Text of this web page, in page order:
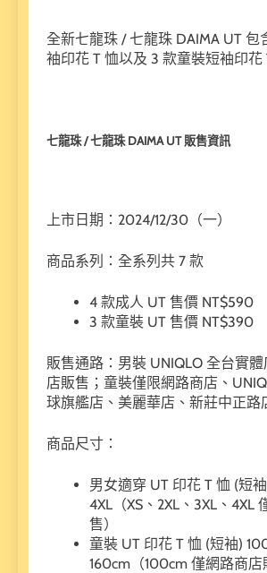
全新七龍珠 / 七龍珠 DAIMA UT 包
袖印花 T 恤以及 3 款童裝短袖印花
七龍珠 / 七龍珠 DAIMA UT 販售資訊
上市日期：2024/12/30（一）
商品系列：全系列共 7 款
4 款成人 UT 售價 NT$590
3 款童裝 UT 售價 NT$390
販售通路：男裝 UNIQLO 全台實
店販售；童裝僅限網路商店、
球旗艦店、美麗華店、新莊中正路
商品尺寸：
男女適穿 UT 印花 T 恤 (短
4XL（XS、2XL、3XL、4XL
售）
童裝 UT 印花 T 恤 (短袖)
160cm（100cm 僅網路商店